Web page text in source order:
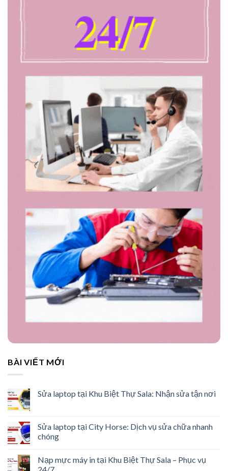
BÀI VIẾT MỚI
Sửa laptop tại Khu Biệt Thự Sala: Nhận sửa tận nơi
Sửa laptop tại City Horse: Dịch vụ sửa chữa nhanh
chóng
Nạp mực máy in tại Khu Biệt Thự Sala – Phục vụ